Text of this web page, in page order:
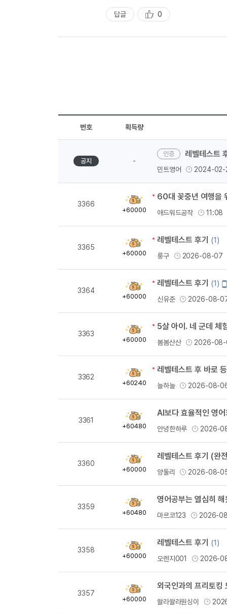
답글
추
천
0
번호 획득량
공지 -
레벨테스트
민트영어 2024-02-
3366
획
득
+60000
60대 꽃중년 여행을
애드워드공작 11:08
3365
획
득
+60000
레벨테스트 후기
(1)
룽구
2026-08-07
3364
획
득
+60000
레벨테스트 후기 (1)
신유준 2026-08-
3363
획
득
+60000
5살 아이. 네 군데 체
봄봄산산 2026-
3362
획
득
+60240
레벨테스트 후 바로
늘하늘 2026-08-
3361
획
득
+60480
AI보다 효율적인 영
안녕한하루 2026-
3360
획
득
+60000
레벨테스트 후기 (완
양둘리 2026-08-
3359
획
득
+60480 마르코123 2026-
3358
획
득
+60000
레벨테스트 후기
(1)
오렌지001
2026-
3357
획
득
+60000
외국인과의 프리토킹
쏼라쏼라원싱이